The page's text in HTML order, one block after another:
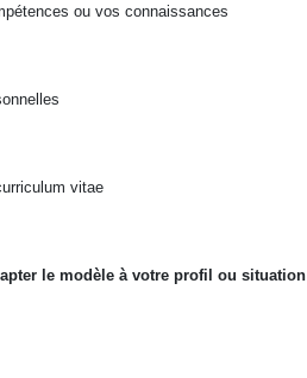
ou vos connaissances
vitae
le modèle à votre profil ou situation